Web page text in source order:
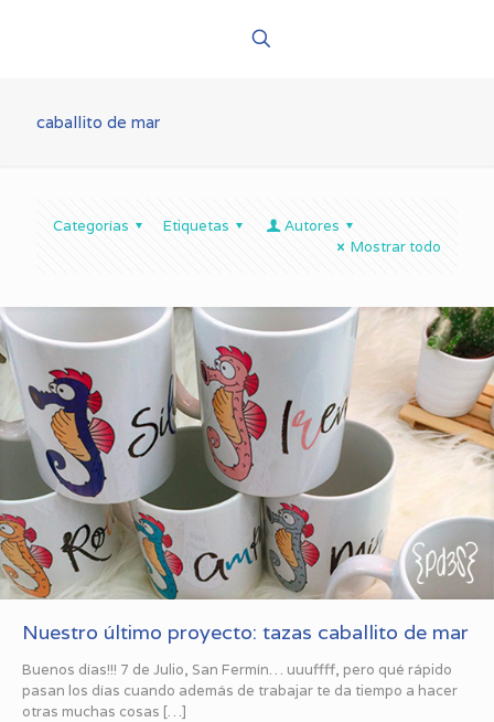
caballito de mar
Categorías Etiquetas
Autores
Mostrar todo
Nuestro último proyecto: tazas caballito de mar
Buenos días!!! 7 de Julio, San Fermín… uuuffff, pero qué rápido
pasan los días cuando además de trabajar te da tiempo a hacer
otras muchas cosas […]